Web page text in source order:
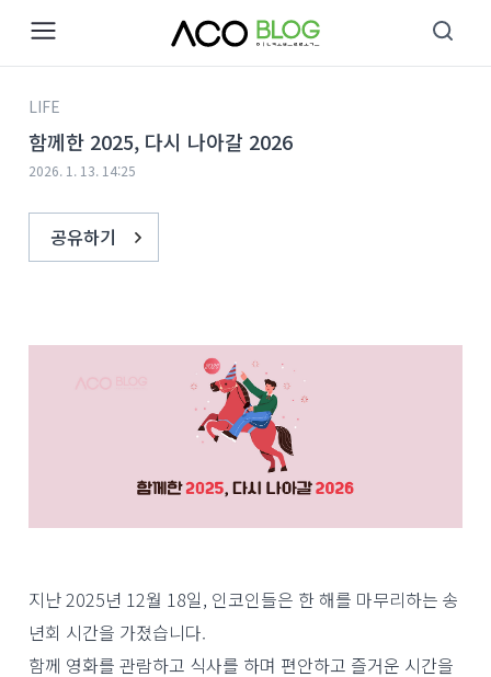
LIFE
함께한 2025, 다시 나아갈 2026
2026. 1. 13. 14:25
공유하기
지난 2025년 12월 18일, 인코인들은 한 해를 마무리하는 송
년회 시간을 가졌습니다.
함께 영화를 관람하고 식사를 하며 편안하고 즐거운 시간을